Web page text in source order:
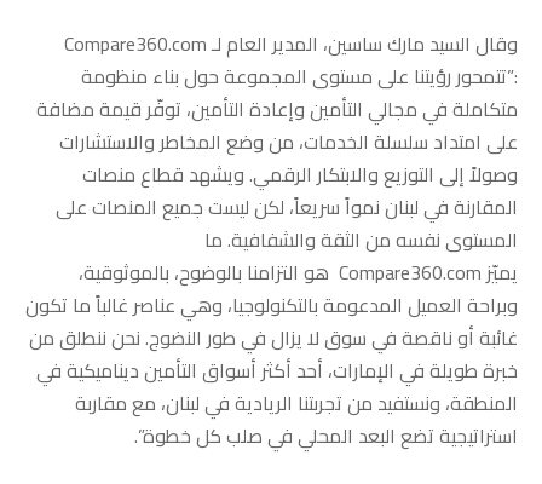
وقال السيد مارك ساسين، المدير العام لـ Compare360.com
:”تتمحور رؤيتنا على مستوى المجموعة حول بناء منظومة
متكاملة في مجالي التأمين وإعادة التأمين، توفّر قيمة مضافة
على امتداد سلسلة الخدمات، من وضع المخاطر والاستشارات
وصولاً إلى التوزيع والابتكار الرقمي. ويشهد قطاع منصات
المقارنة في لبنان نمواً سريعاً، لكن ليست جميع المنصات على
المستوى نفسه من الثقة والشفافية. ما
يميّز Compare360.com هو التزامنا بالوضوح، بالموثوقية،
وبراحة العميل المدعومة بالتكنولوجيا، وهي عناصر غالباً ما تكون
غائبة أو ناقصة في سوق لا يزال في طور النضوج. نحن ننطلق من
خبرة طويلة في الإمارات، أحد أكثر أسواق التأمين ديناميكية في
المنطقة، ونستفيد من تجربتنا الريادية في لبنان، مع مقاربة
استراتيجية تضع البعد المحلي في صلب كل خطوة”.